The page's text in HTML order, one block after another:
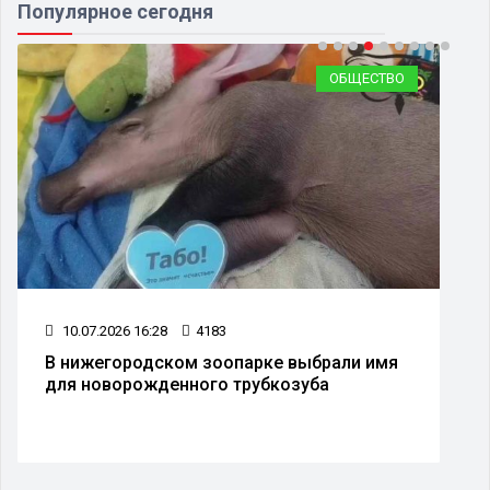
Популярное сегодня
ОБЩЕСТВО
10.07.2026 16:28 4183
В нижегородском зоопарке выбрали имя
для новорожденного трубкозуба